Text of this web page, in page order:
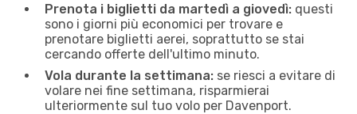
Prenota i biglietti da martedì a giovedì: questi
sono i giorni più economici per trovare e
prenotare biglietti aerei, soprattutto se stai
cercando offerte dell'ultimo minuto.
Vola durante la settimana: se riesci a evitare di
volare nei fine settimana, risparmierai
ulteriormente sul tuo volo per Davenport.